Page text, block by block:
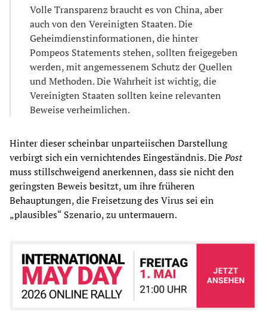
Volle Transparenz braucht es von China, aber
auch von den Vereinigten Staaten. Die
Geheimdienstinformationen, die hinter
Pompeos Statements stehen, sollten freigegeben
werden, mit angemessenem Schutz der Quellen
und Methoden. Die Wahrheit ist wichtig, die
Vereinigten Staaten sollten keine relevanten
Beweise verheimlichen.
Hinter dieser scheinbar unparteiischen Darstellung
verbirgt sich ein vernichtendes Eingeständnis. DiePost
muss stillschweigend anerkennen, dass sie nicht den
geringsten Beweis besitzt, um ihre früheren
Behauptungen, die Freisetzung des Virus sei ein
„plausibles“ Szenario, zu untermauern.